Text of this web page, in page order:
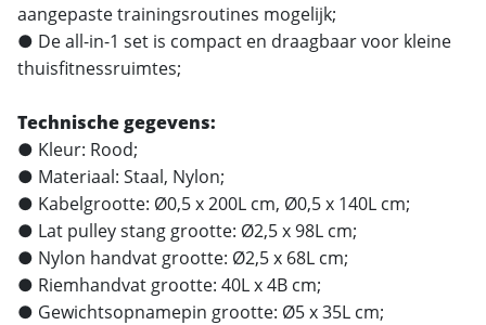
aangepaste trainingsroutines mogelijk;
● De all-in-1 set is compact en draagbaar voor kleine
thuisfitnessruimtes;
Technische gegevens:
● Kleur: Rood;
● Materiaal: Staal, Nylon;
● Kabelgrootte: Ø0,5 x 200L cm, Ø0,5 x 140L cm;
● Lat pulley stang grootte: Ø2,5 x 98L cm;
● Nylon handvat grootte: Ø2,5 x 68L cm;
● Riemhandvat grootte: 40L x 4B cm;
● Gewichtsopnamepin grootte: Ø5 x 35L cm;